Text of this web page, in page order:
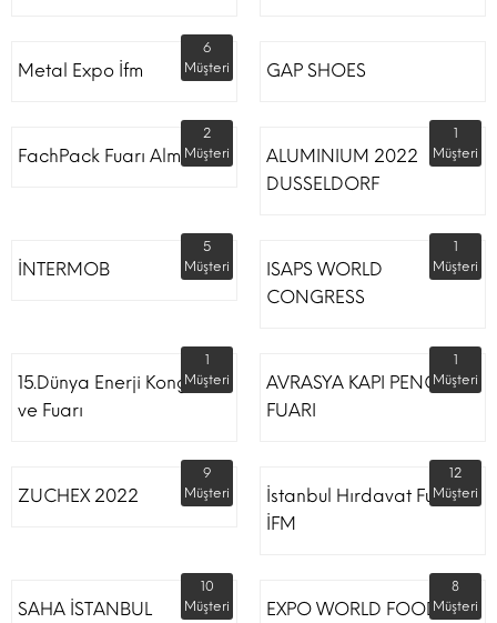
Metal Expo İfm
6
Müşteri
GAP SHOES
FachPack Fuarı Almanya
2
Müşteri
ALUMINIUM 2022
DUSSELDORF
1
Müşteri
İNTERMOB
5
Müşteri
ISAPS WORLD
CONGRESS
1
Müşteri
15.Dünya Enerji Kongresi
ve Fuarı
1
Müşteri
AVRASYA KAPI PENCERE
FUARI
1
Müşteri
ZUCHEX 2022
9
Müşteri
İstanbul Hırdavat Fuarı
İFM
12
Müşteri
SAHA İSTANBUL
10
Müşteri
EXPO WORLD FOOD
8
Müşteri